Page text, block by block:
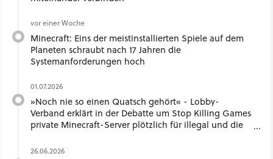
vor einer Woche
Minecraft: Eins der meistinstallierten Spiele auf dem
Planeten schraubt nach 17 Jahren die
Systemanforderungen hoch
01.07.2026
»Noch nie so einen Quatsch gehört« - Lobby-
Verband erklärt in der Debatte um Stop Killing Games
private Minecraft-Server plötzlich für illegal und die
26.06.2026